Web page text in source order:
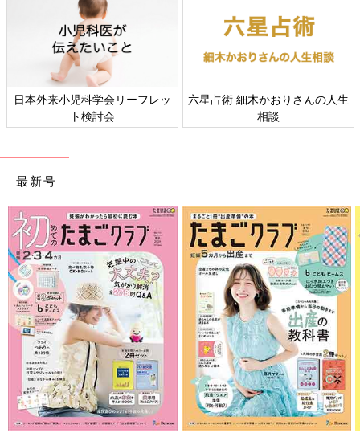
初めてママ&パパのための365日の離乳食カレンダー (ベネッセ・
ムック たまひよブックス)
Amazonで見る
日本外来小児科学会リーフレッ
ト検討会
六星占術 細木かおりさんの人生
相談
最新号